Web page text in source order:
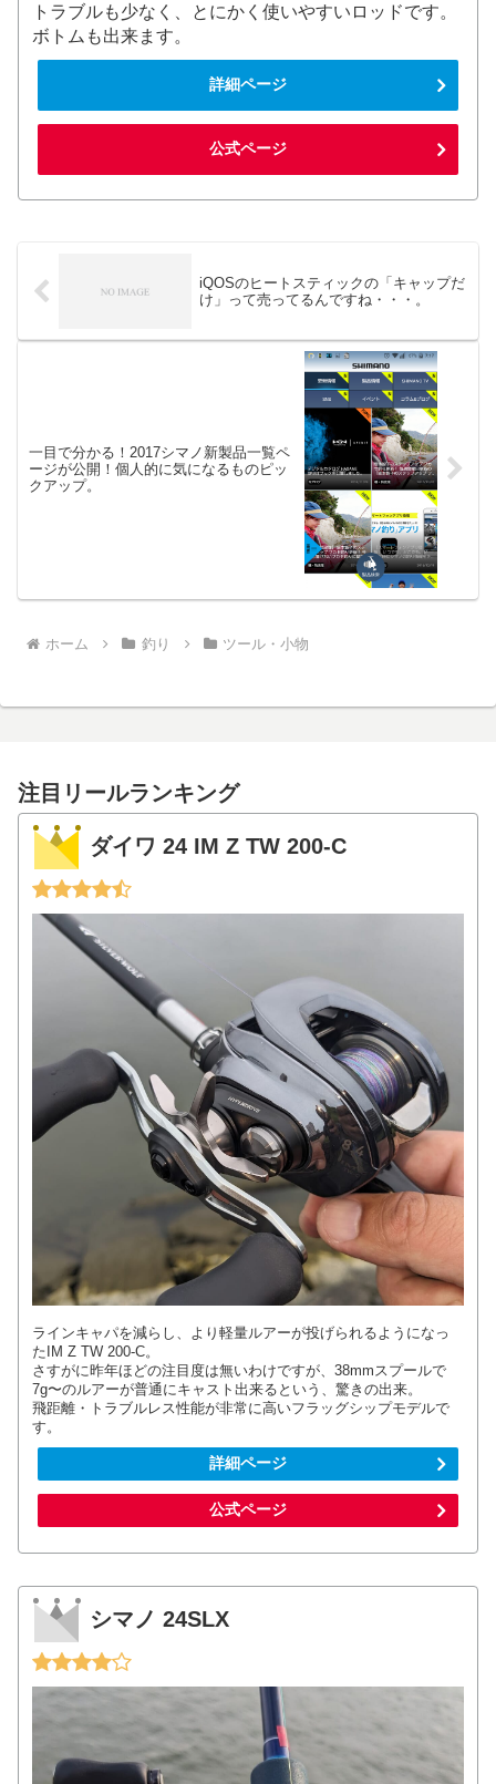
トラブルも少なく、とにかく使いやすいロッドです。
ボトムも出来ます。
詳細ページ
公式ページ
iQOSのヒートスティックの「キャップだ
け」って売ってるんですね・・・。
一目で分かる！2017シマノ新製品一覧ペ
ージが公開！個人的に気になるものピッ
クアップ。
ホーム 釣り ツール・小物
注目リールランキング
ダイワ 24 IM Z TW 200-C
ラインキャパを減らし、より軽量ルアーが投げられるようになっ
たIM Z TW 200-C。
さすがに昨年ほどの注目度は無いわけですが、38mmスプールで
7g〜のルアーが普通にキャスト出来るという、驚きの出来。
飛距離・トラブルレス性能が非常に高いフラッグシップモデルで
す。
詳細ページ
公式ページ
シマノ 24SLX